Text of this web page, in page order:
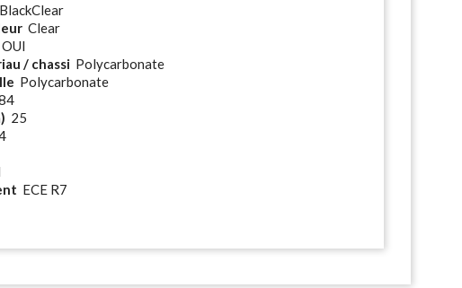
BlackClear
Clear
OUI
/ chassi Polycarbonate
Polycarbonate
25
ECE R7